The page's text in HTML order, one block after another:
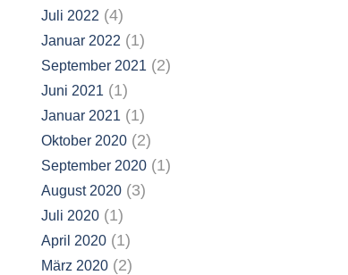
Juli 2022 (4)
Januar 2022 (1)
September 2021 (2)
Juni 2021 (1)
Januar 2021 (1)
Oktober 2020 (2)
September 2020 (1)
August 2020 (3)
Juli 2020 (1)
April 2020 (1)
März 2020 (2)